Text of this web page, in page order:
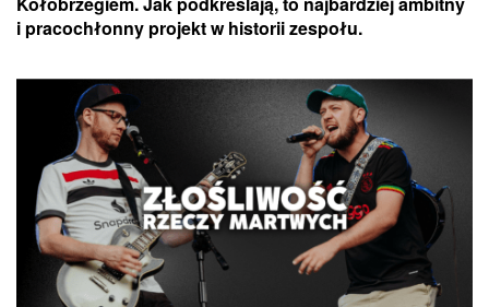
i pracochłonny projekt w historii zespołu.